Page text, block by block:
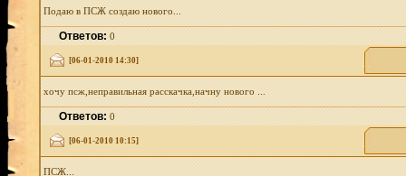
Подаю в ПСЖ создаю нового...
Ответов:0
[06-01-2010 14:30]
хочу псж,неправильная расскачка,начну нового ...
Ответов:0
[06-01-2010 10:15]
ПСЖ...